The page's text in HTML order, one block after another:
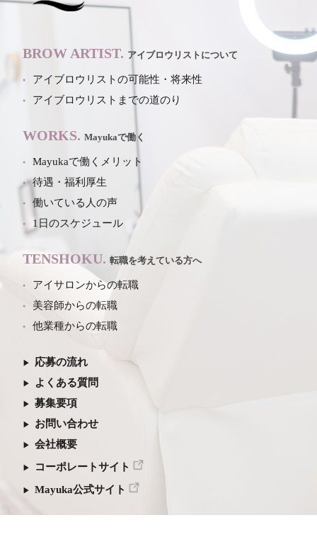
BROW ARTIST. アイブロウリストについて
アイブロウリストの可能性・将来性
アイブロウリストまでの道のり
WORKS. Mayukaで働く
Mayukaで働くメリット
待遇・福利厚生
働いている人の声
1日のスケジュール
TENSHOKU. 転職を考えている方へ
アイサロンからの転職
美容師からの転職
他業種からの転職
応募の流れ
よくある質問
募集要項
お問い合わせ
会社概要
コーポレートサイト
Mayuka公式サイト